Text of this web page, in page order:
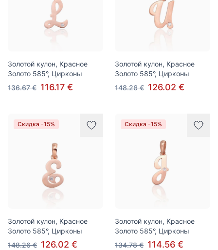
Золотой кулон, Красное
Золото 585°, Цирконы
136.67 € 116.17 €
Золотой кулон, Красное
Золото 585°, Цирконы
148.26 € 126.02 €
Скидка -15%
Золотой кулон, Красное
Золото 585°, Цирконы
148.26 € 126.02 €
Скидка -15%
Золотой кулон, Красное
Золото 585°, Цирконы
134.78 € 114.56 €